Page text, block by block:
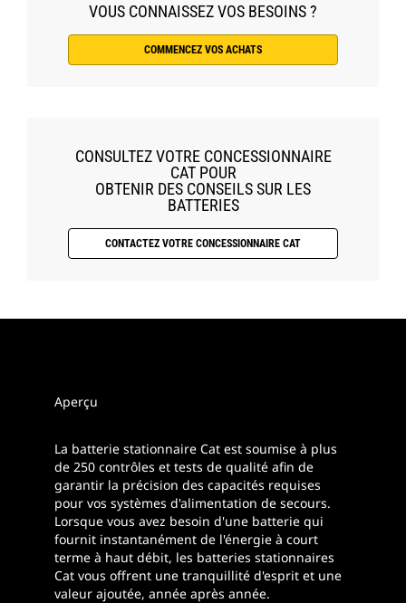
VOUS CONNAISSEZ VOS BESOINS ?
COMMENCEZ VOS ACHATS
CONSULTEZ VOTRE CONCESSIONNAIRE
CAT POUR
OBTENIR DES CONSEILS SUR LES
BATTERIES
CONTACTEZ VOTRE CONCESSIONNAIRE CAT
Aperçu
La batterie stationnaire Cat est soumise à plus
de 250 contrôles et tests de qualité afin de
garantir la précision des capacités requises
pour vos systèmes d'alimentation de secours.
Lorsque vous avez besoin d'une batterie qui
fournit instantanément de l'énergie à court
terme à haut débit, les batteries stationnaires
Cat vous offrent une tranquillité d'esprit et une
valeur ajoutée, année après année.